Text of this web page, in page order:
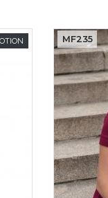
MF235